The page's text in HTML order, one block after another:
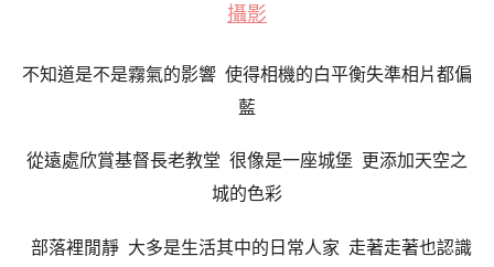
不知道是不是霧氣的影響 使得相機的白平衡失準相片都偏
藍
從遠處欣賞基督長老教堂 很像是一座城堡 更添加天空之
城的色彩
部落裡閒靜 大多是生活其中的日常人家 走著走著也認識